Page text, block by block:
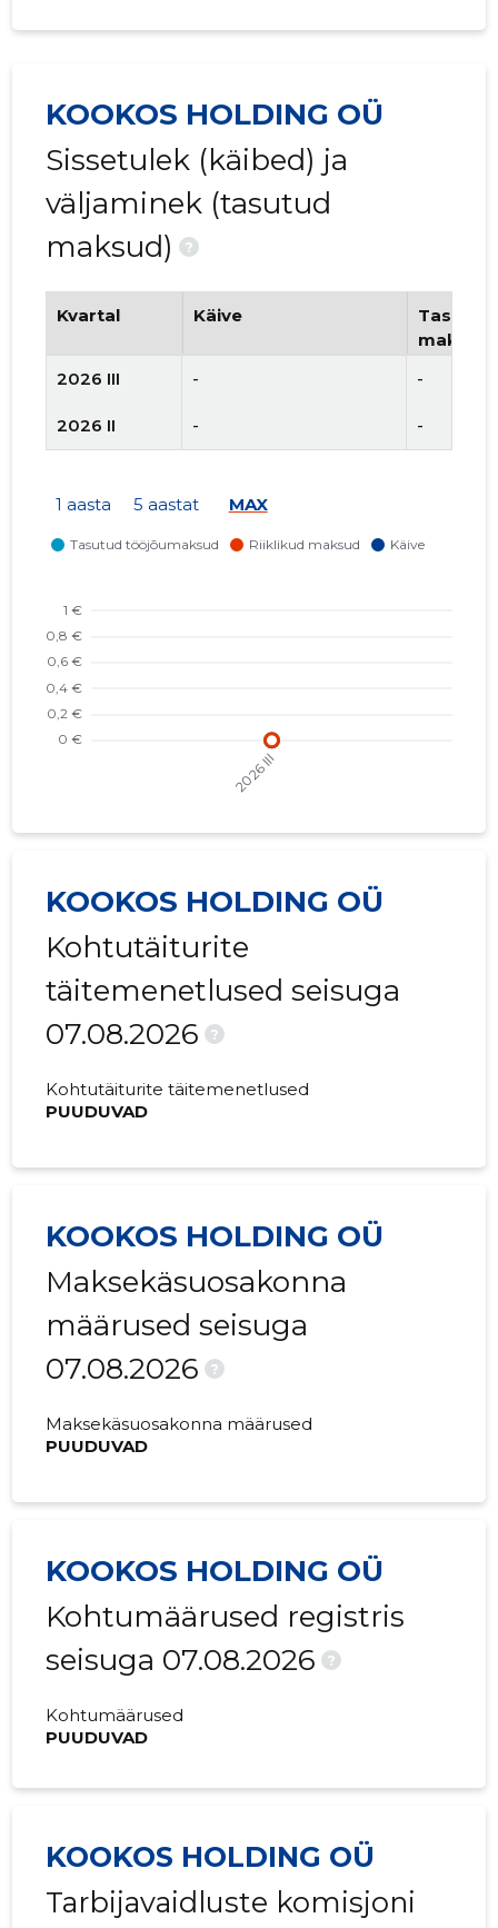
KOOKOS HOLDING OÜ
Sissetulek (käibed) ja
väljaminek (tasutud
maksud)
?
Kvartal Käive
maksud
2026 III
- -
2026 II - -
1 aasta 5 aastat MAX
KOOKOS HOLDING OÜ
Kohtutäiturite
täitemenetlused seisuga
07.08.2026
?
Kohtutäiturite täitemenetlused
PUUDUVAD
KOOKOS HOLDING OÜ
Maksekäsuosakonna
määrused seisuga
07.08.2026
?
Maksekäsuosakonna määrused
PUUDUVAD
KOOKOS HOLDING OÜ
Kohtumäärused registris
seisuga 07.08.2026
?
Kohtumäärused
PUUDUVAD
KOOKOS HOLDING OÜ
Tarbijavaidluste komisjoni